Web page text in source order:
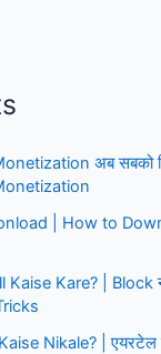
अब सबको
| How to
Kaise Kare? | Block
Nikale? | एयरटेल